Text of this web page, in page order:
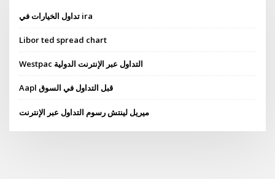
تداول الخيارات في ira
Libor ted spread chart
Westpac التداول عبر الإنترنت الدولية
Aapl قبل التداول في السوق
ميريل لينتش رسوم التداول عبر الإنترنت